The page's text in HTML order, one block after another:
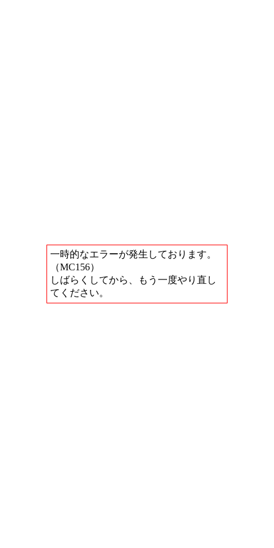
一時的なエラーが発生しております。
（MC156）
しばらくしてから、もう一度やり直し
てください。